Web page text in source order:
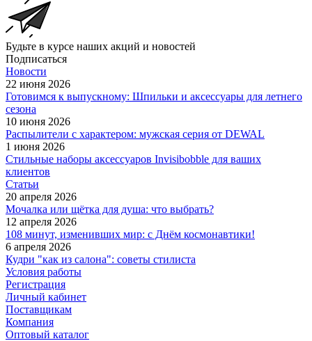
Будьте в курсе наших акций и новостей
Подписаться
Новости
22 июня 2026
Готовимся к выпускному: Шпильки и аксессуары для летнего
сезона
10 июня 2026
Распылители с характером: мужская серия от DEWAL
1 июня 2026
Стильные наборы аксессуаров Invisibobble для ваших
клиентов
Статьи
20 апреля 2026
Мочалка или щётка для душа: что выбрать?
12 апреля 2026
108 минут, изменивших мир: с Днём космонавтики!
6 апреля 2026
Кудри "как из салона": советы стилиста
Условия работы
Регистрация
Личный кабинет
Поставщикам
Компания
Оптовый каталог